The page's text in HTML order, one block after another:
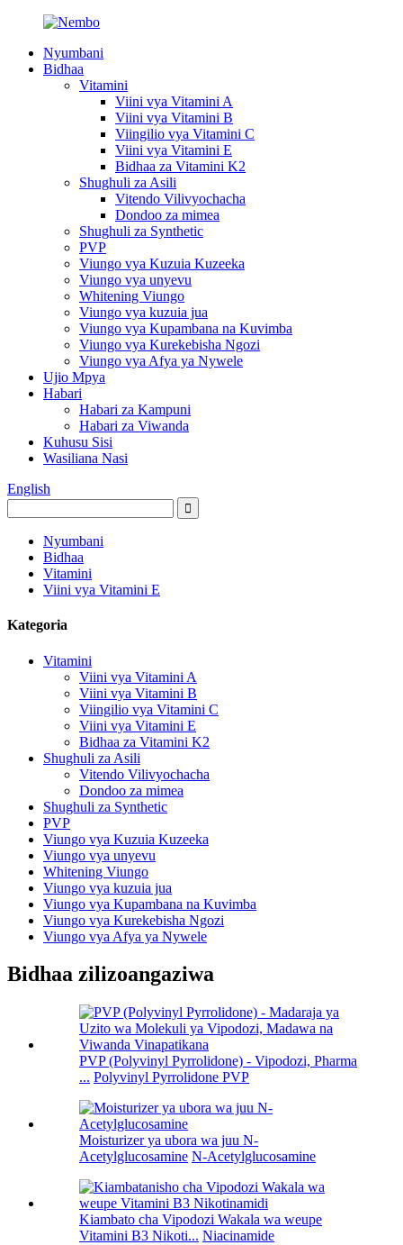
Nyumbani
Bidhaa
Vitamini
Viini vya Vitamini A
Viini vya Vitamini B
Viingilio vya Vitamini C
Viini vya Vitamini E
Bidhaa za Vitamini K2
Shughuli za Asili
Vitendo Vilivyochacha
Dondoo za mimea
Shughuli za Synthetic
PVP
Viungo vya Kuzuia Kuzeeka
Viungo vya unyevu
Whitening Viungo
Viungo vya kuzuia jua
Viungo vya Kupambana na Kuvimba
Viungo vya Kurekebisha Ngozi
Viungo vya Afya ya Nywele
Ujio Mpya
Habari
Habari za Kampuni
Habari za Viwanda
Kuhusu Sisi
Wasiliana Nasi
English
Nyumbani
Bidhaa
Vitamini
Viini vya Vitamini E
Kategoria
Vitamini
Viini vya Vitamini A
Viini vya Vitamini B
Viingilio vya Vitamini C
Viini vya Vitamini E
Bidhaa za Vitamini K2
Shughuli za Asili
Vitendo Vilivyochacha
Dondoo za mimea
Shughuli za Synthetic
PVP
Viungo vya Kuzuia Kuzeeka
Viungo vya unyevu
Whitening Viungo
Viungo vya kuzuia jua
Viungo vya Kupambana na Kuvimba
Viungo vya Kurekebisha Ngozi
Viungo vya Afya ya Nywele
Bidhaa zilizoangaziwa
PVP (Polyvinyl Pyrrolidone) - Vipodozi, Pharma
... Polyvinyl Pyrrolidone PVP
Moisturizer ya ubora wa juu N-
Acetylglucosamine N-Acetylglucosamine
Kiambato cha Vipodozi Wakala wa weupe
Vitamini B3 Nikoti... Niacinamide